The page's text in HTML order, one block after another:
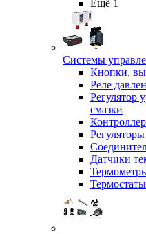
Ещё 1
Системы
Кнопки,
Реле
Регулятор
смазки
Датчики